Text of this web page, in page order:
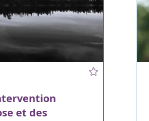
et des